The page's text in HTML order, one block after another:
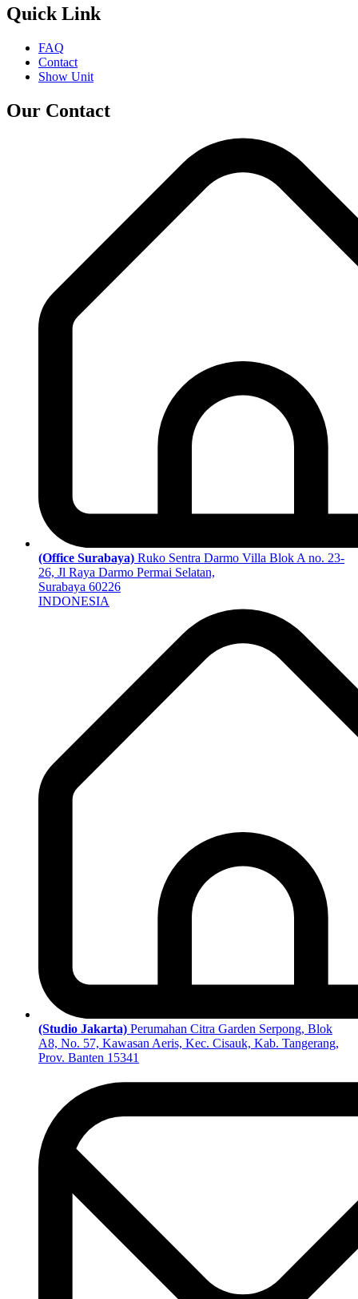
Quick Link
FAQ
Contact
Show Unit
Our Contact
(Office Surabaya) Ruko Sentra Darmo Villa Blok A no. 23-
26, Jl Raya Darmo Permai Selatan,
Surabaya 60226
INDONESIA
(Studio Jakarta) Perumahan Citra Garden Serpong, Blok
A8, No. 57, Kawasan Aeris, Kec. Cisauk, Kab. Tangerang,
Prov. Banten 15341